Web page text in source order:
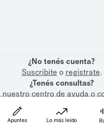
¿No tenés cuenta?
Suscribite o registrate.
¿Tenés consultas?
nuestrocentro de ayudao
Apuntes Lo más leído